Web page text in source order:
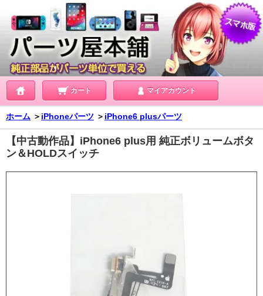
カート マイアカウント
ホーム ＞ iPhoneパーツ ＞ iPhone6 plusパーツ
【中古動作品】iPhone6 plus用 純正ボリュームボタ
ン＆HOLDスイッチ